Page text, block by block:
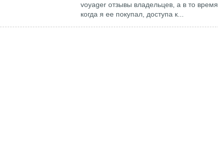
voyager отзывы владельцев, а в то время,
когда я ее покупал, доступа к...